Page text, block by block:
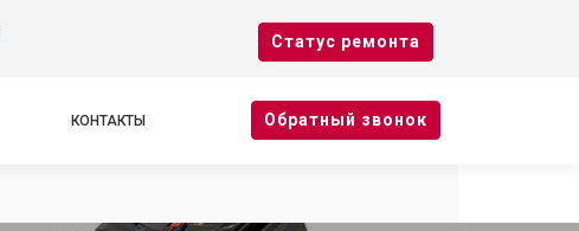
Cтатус ремонта
КОНТАКТЫ Oбратный звонок